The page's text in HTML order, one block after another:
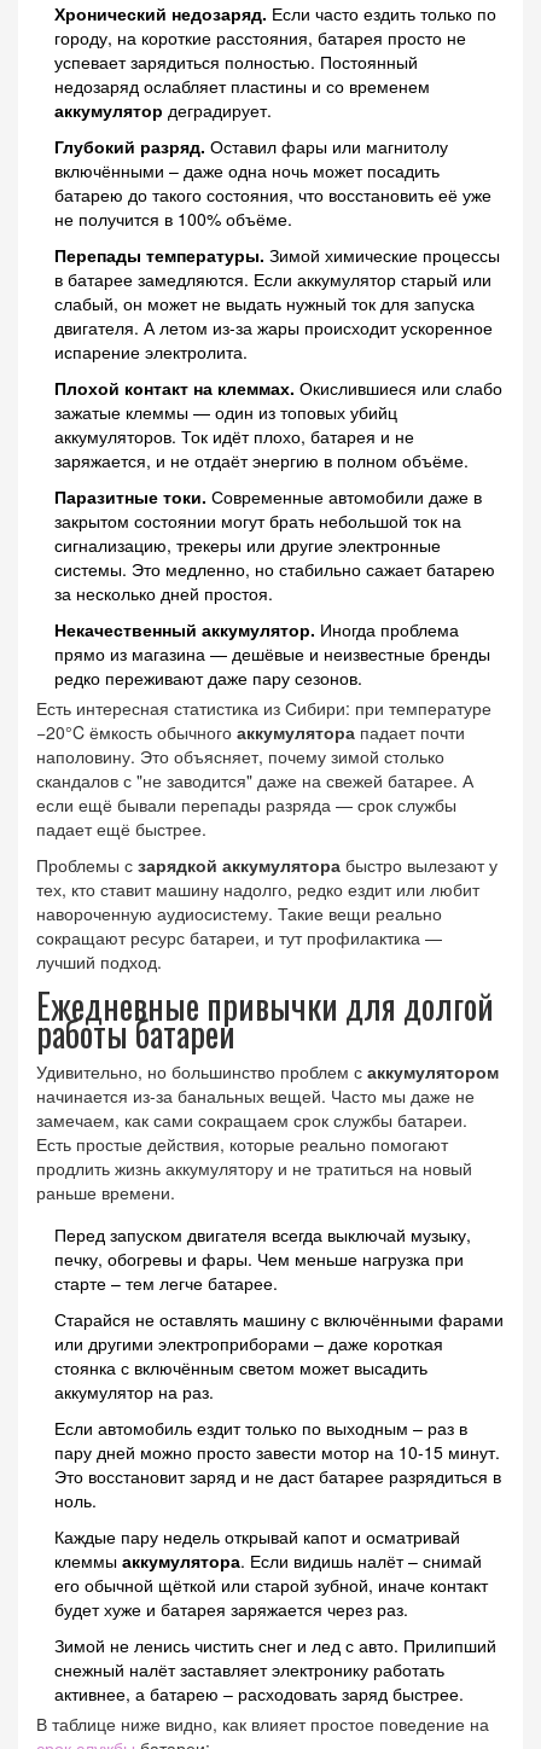
Хронический недозаряд. Если часто ездить только по
городу, на короткие расстояния, батарея просто не
успевает зарядиться полностью. Постоянный
недозаряд ослабляет пластины и со временем
аккумулятор деградирует.
Глубокий разряд. Оставил фары или магнитолу
включёнными – даже одна ночь может посадить
батарею до такого состояния, что восстановить её уже
не получится в 100% объёме.
Перепады температуры. Зимой химические процессы
в батарее замедляются. Если аккумулятор старый или
слабый, он может не выдать нужный ток для запуска
двигателя. А летом из-за жары происходит ускоренное
испарение электролита.
Плохой контакт на клеммах. Окислившиеся или слабо
зажатые клеммы — один из топовых убийц
аккумуляторов. Ток идёт плохо, батарея и не
заряжается, и не отдаёт энергию в полном объёме.
Паразитные токи. Современные автомобили даже в
закрытом состоянии могут брать небольшой ток на
сигнализацию, трекеры или другие электронные
системы. Это медленно, но стабильно сажает батарею
за несколько дней простоя.
Некачественный аккумулятор. Иногда проблема
прямо из магазина — дешёвые и неизвестные бренды
редко переживают даже пару сезонов.
Есть интересная статистика из Сибири: при температуре
−20°C ёмкость обычного аккумулятора падает почти
наполовину. Это объясняет, почему зимой столько
скандалов с "не заводится" даже на свежей батарее. А
если ещё бывали перепады разряда — срок службы
падает ещё быстрее.
Проблемы с зарядкой аккумулятора быстро вылезают у
тех, кто ставит машину надолго, редко ездит или любит
навороченную аудиосистему. Такие вещи реально
сокращают ресурс батареи, и тут профилактика —
лучший подход.
Ежедневные привычки для долгой
работы батареи
Удивительно, но большинство проблем с аккумулятором
начинается из-за банальных вещей. Часто мы даже не
замечаем, как сами сокращаем срок службы батареи.
Есть простые действия, которые реально помогают
продлить жизнь аккумулятору и не тратиться на новый
раньше времени.
Перед запуском двигателя всегда выключай музыку,
печку, обогревы и фары. Чем меньше нагрузка при
старте – тем легче батарее.
Старайся не оставлять машину с включёнными фарами
или другими электроприборами – даже короткая
стоянка с включённым светом может высадить
аккумулятор на раз.
Если автомобиль ездит только по выходным – раз в
пару дней можно просто завести мотор на 10-15 минут.
Это восстановит заряд и не даст батарее разрядиться в
ноль.
Каждые пару недель открывай капот и осматривай
клеммы аккумулятора. Если видишь налёт – снимай
его обычной щёткой или старой зубной, иначе контакт
будет хуже и батарея заряжается через раз.
Зимой не ленись чистить снег и лед с авто. Прилипший
снежный налёт заставляет электронику работать
активнее, а батарею – расходовать заряд быстрее.
В таблице ниже видно, как влияет простое поведение на